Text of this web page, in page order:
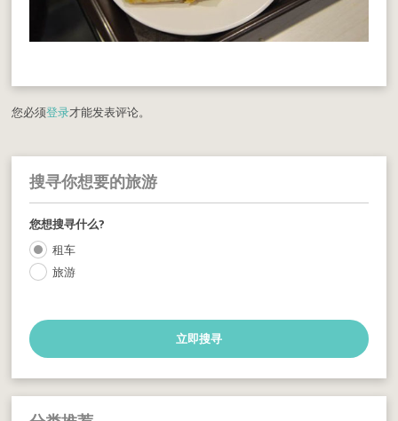
搜寻你想要的旅游
您想搜寻什么?
租车
旅游
您必须登录才能发表评论。